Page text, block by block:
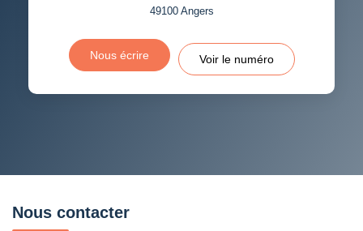
49100 Angers
Nous écrire Voir le numéro
Nous contacter